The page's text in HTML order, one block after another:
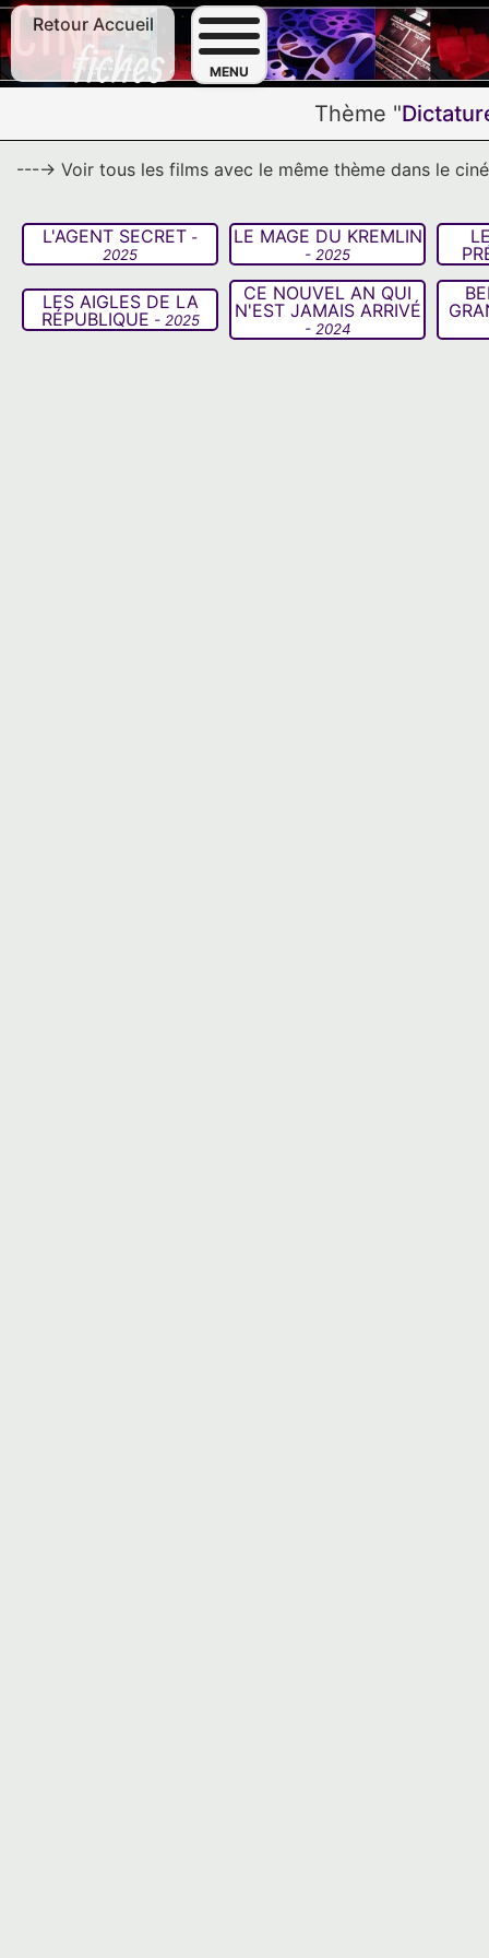
Retour Accueil
MENU
Thème "
---→ Voir tous les films avec le même thème dans le
L'AGENT SECRET -
2025
LE MAGE DU KREMLIN
- 2025
LES AIGLES DE LA
RÉPUBLIQUE - 2025
CE NOUVEL AN QUI
N'EST JAMAIS ARRIVÉ
- 2024